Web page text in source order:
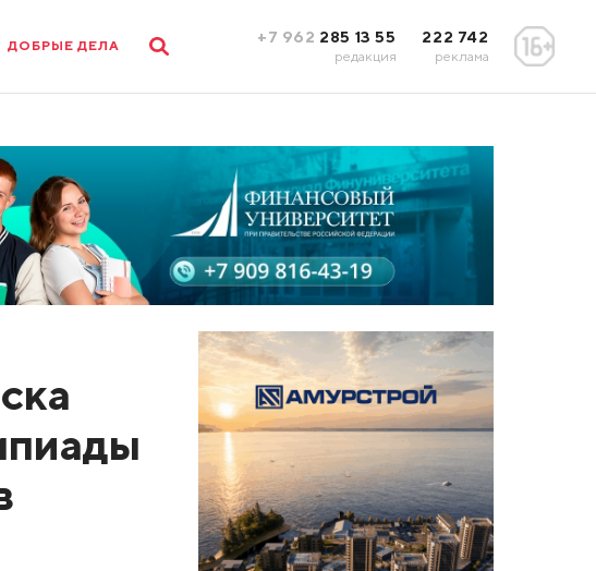
ДОБРЫЕ ДЕЛА +7 962 285 13 55
редакция
222 742
реклама